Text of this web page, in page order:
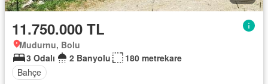
11.750.000 TL
Mudurnu, Bolu
3 Odalı
2 Banyolu
180 metrekare
Bahçe